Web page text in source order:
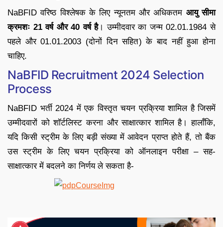
NaBFID वरिष्ठ विश्लेषक के लिए न्यूनतम और अधिकतम आयु सीमा
क्रमशः 21 वर्ष और 40 वर्ष है। उम्मीदवार का जन्म 02.01.1984 से
पहले और 01.01.2003 (दोनों दिन सहित) के बाद नहीं हुआ होना
चाहिए.
NaBFID Recruitment 2024 Selection
Process
NaBFID भर्ती 2024 में एक विस्तृत चयन प्रक्रिया शामिल है जिसमें
उम्मीदवारों को शॉर्टलिस्ट करना और साक्षात्कार शामिल है। हालाँकि,
यदि किसी स्ट्रीम के लिए बड़ी संख्या में आवेदन प्राप्त होते हैं, तो बैंक
उस स्ट्रीम के लिए चयन प्रक्रिया को ऑनलाइन परीक्षा – सह-
साक्षात्कार में बदलने का निर्णय ले सकता है-